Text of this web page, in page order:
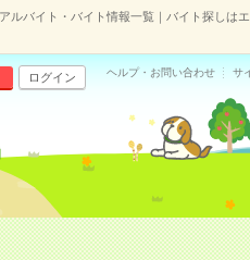
ルバイト・バイト情報一覧｜バイト探しはエ
ログイン ヘルプ・お問い合わせ サ